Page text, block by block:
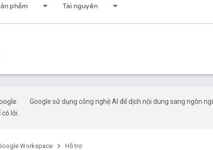
phẩm Tài nguyên
Google sử dụng công nghệ AI để dịch nội dung sang ngôn
lỗi.
Workspace Hỗ trợ